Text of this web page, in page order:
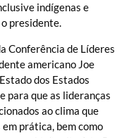
indígenas e
presidente.
Conferência de Líderes
americano Joe
dos Estados
para que as lideranças
ao clima que
prática, bem como